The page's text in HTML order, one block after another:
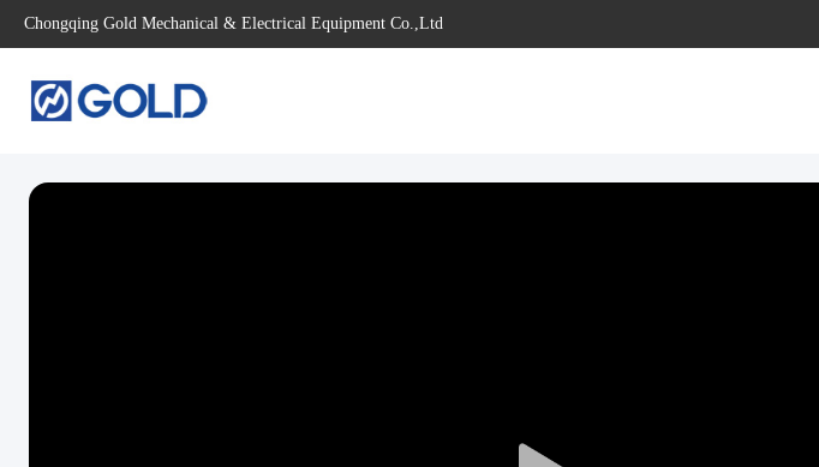
Chongqing Gold Mechanical & Electrical Equipment Co.,Ltd